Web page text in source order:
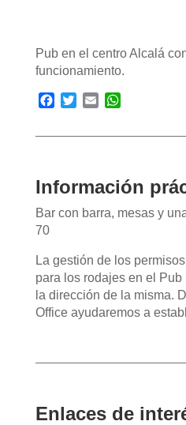
Pub en el centro Alcalá
funcionamiento.
Facebook
TwitterEmail
Información
Bar con barra, mesas y
70
La gestión de los
para los rodajes en el Pub
la dirección de la misma.
Office ayudaremos a
Enlaces de